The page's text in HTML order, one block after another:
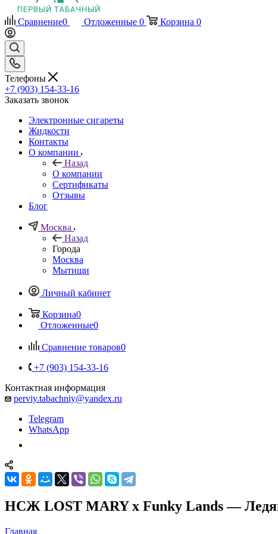
Сравнение0 Отложенные 0 Корзина 0
Телефоны
+7 (903) 154-33-16
Заказать звонок
Электронные сигареты
Жидкости
Контакты
О компании
Назад
О компании
Сертификаты
Отзывы
Блог
Москва
Назад
Города
Москва
Мытищи
Личный кабинет
Корзина0
Отложенные0
Сравнение товаров0
+7 (903) 154-33-16
Контактная информация
perviy.tabachniy@yandex.ru
Telegram
WhatsApp
НСЖ LOST MARY x Funky Lands —
Главная